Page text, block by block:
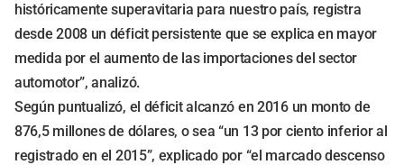
históricamente superavitaria para nuestro país, registra
desde 2008 un déficit persistente que se explica en mayor
medida por el aumento de las importaciones del sector
automotor”, analizó.
Según puntualizó, el déficit alcanzó en 2016 un monto de
876,5 millones de dólares, o sea “un 13 por ciento inferior al
registrado en el 2015”, explicado por “el marcado descenso